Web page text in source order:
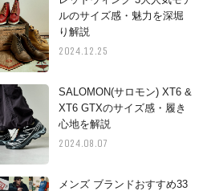
ルのサイズ感・魅力を深堀
り解説
2024.12.25
SALOMON(サロモン) XT6 &
XT6 GTXのサイズ感・履き
心地を解説
2024.08.07
メンズ ブランドおすすめ33